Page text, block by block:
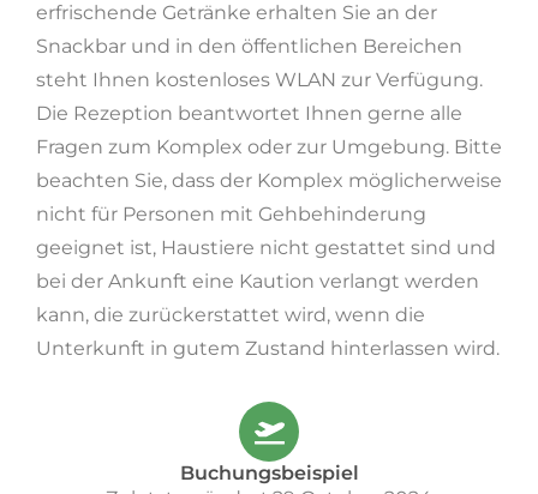
erfrischende Getränke erhalten Sie an der
Snackbar und in den öffentlichen Bereichen
steht Ihnen kostenloses WLAN zur Verfügung.
Die Rezeption beantwortet Ihnen gerne alle
Fragen zum Komplex oder zur Umgebung. Bitte
beachten Sie, dass der Komplex möglicherweise
nicht für Personen mit Gehbehinderung
geeignet ist, Haustiere nicht gestattet sind und
bei der Ankunft eine Kaution verlangt werden
kann, die zurückerstattet wird, wenn die
Unterkunft in gutem Zustand hinterlassen wird.
Buchungsbeispiel